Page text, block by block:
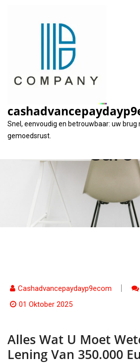
Snel, eenvoudig en betrouwbaar: uw brug
gemoedsrust.
Alles wat u
weten over
lening van
euro
Cashadvancepaydayp9ecom
01 Oktober 2025
Alles Wat U Moet
Lening Van 350.000